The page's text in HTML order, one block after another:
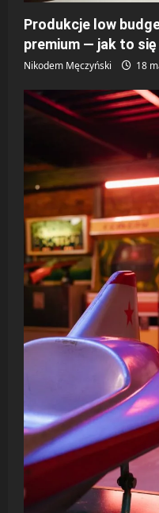
Produkcje low
premium — jak to
Nikodem Męczyński 18